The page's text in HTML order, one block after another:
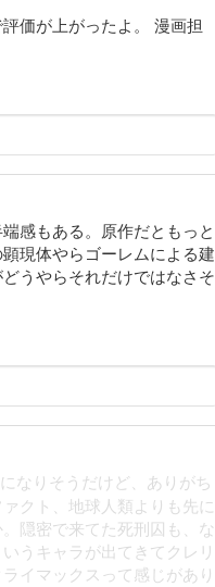
価が上がったよ。 漫画担
感もある。原作だともっと
現体やらゴーレムによる建
うやらそれだけではなさそ
なりそうだけど、ありがち
クト、地球人類よりも先に
隠密で来てた死刑囚も、な
うキャラが出てきてクレリ
イマックスって感じがあり